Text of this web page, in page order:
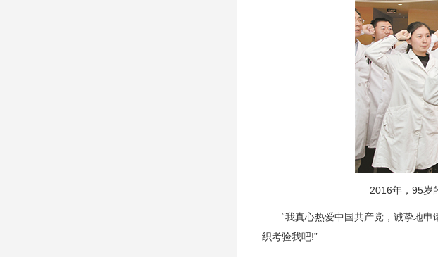
2016年，95岁
“我真心热爱中国共产党，诚挚地申
织考验我吧!”